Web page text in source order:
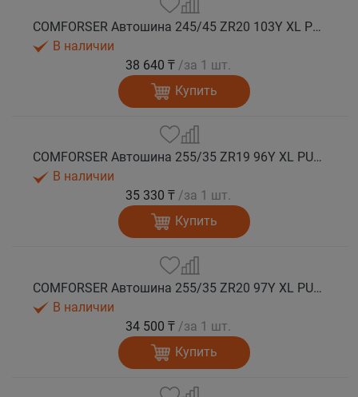
COMFORSER Автошина 245/45 ZR20 103Y XL PURESPEED лето
В наличии
38 640 ₸ /за 1 шт.
Купить
COMFORSER Автошина 255/35 ZR19 96Y XL PURESPEED лето
В наличии
35 330 ₸ /за 1 шт.
Купить
COMFORSER Автошина 255/35 ZR20 97Y XL PURESPEED лето
В наличии
34 500 ₸ /за 1 шт.
Купить